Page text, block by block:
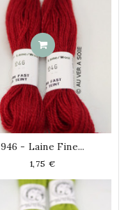
946 - Laine Fine...
Prix
1,75 €